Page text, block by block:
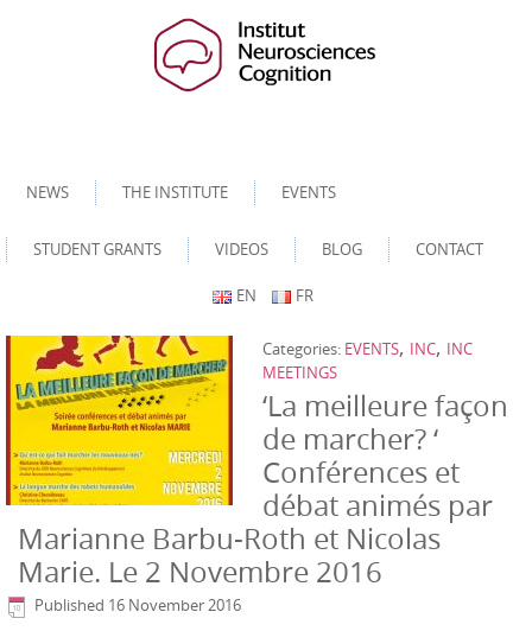
NEWS THE INSTITUTE EVENTS
STUDENT GRANTS VIDEOS BLOG CONTACT
EN FR
Categories: EVENTS, INC, INC
MEETINGS
‘La meilleure façon
de marcher? ‘
Conférences et
débat animés par
Marianne Barbu-Roth et Nicolas
Marie. Le 2 Novembre 2016
Published 16 November 2016